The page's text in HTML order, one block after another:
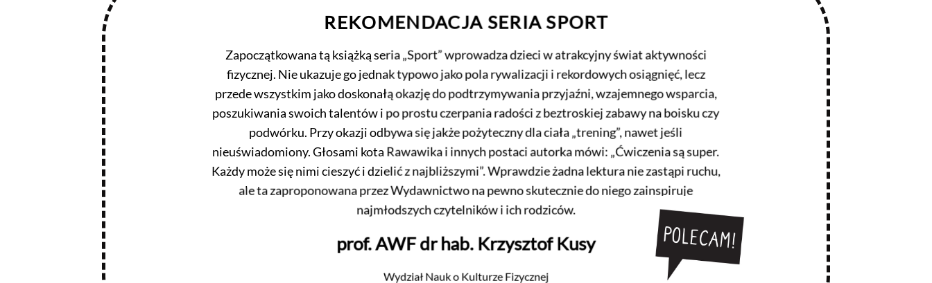
REKOMENDACJA SERIA SPORT
Zapoczątkowana tą książką seria „Sport” wprowadza dzieci w atrakcyjny świat aktywności
fizycznej. Nie ukazuje go jednak typowo jako pola rywalizacji i rekordowych osiągnięć, lecz
przede wszystkim jako doskonałą okazję do podtrzymywania przyjaźni, wzajemnego wsparcia,
poszukiwania swoich talentów i po prostu czerpania radości z beztroskiej zabawy na boisku czy
podwórku. Przy okazji odbywa się jakże pożyteczny dla ciała „trening”, nawet jeśli
nieuświadomiony. Głosami kota Rawawika i innych postaci autorka mówi: „Ćwiczenia są super.
Każdy może się nimi cieszyć i dzielić z najbliższymi”. Wprawdzie żadna lektura nie zastąpi ruchu,
ale ta zaproponowana przez Wydawnictwo na pewno skutecznie do niego zainspiruje
najmłodszych czytelników i ich rodziców.
prof. AWF dr hab. Krzysztof Kusy
Wydział Nauk o Kulturze Fizycznej